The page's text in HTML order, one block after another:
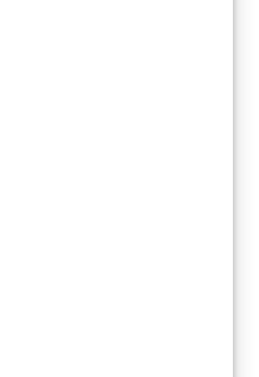
moyen que
à des tiers,
est interdite.